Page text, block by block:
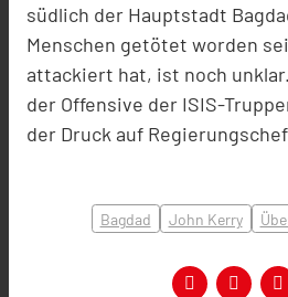
südlich der Hauptstadt
Menschen getötet worden
attackiert hat, ist noch
der Offensive der ISIS-
der Druck auf
Bagdad John Kerry